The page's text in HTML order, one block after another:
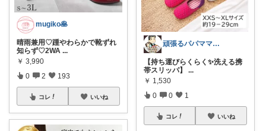
mugiko🥞
晴雨兼用♡踵やわらかで靴ずれ
知らず♡2WA ...
￥ 3,990
0 2 193
コレ いいね
頑張るパパママ応援隊@育児・子供用品紹介
【持ち運びらくらく✨洗える携
帯スリッパ】 ...
￥ 1,530
0 0 1
コレ いいね